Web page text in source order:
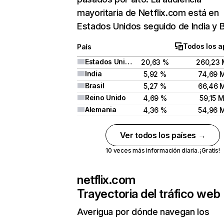
mayoritaria de Netflix.com está en
Estados Unidos seguido de India y
País
Todos los
Estados Unidos
20,63 %
260,23
India
5,92 %
74,69
Brasil
5,27 %
66,46
Reino Unido
4,69 %
59,15 M
Alemania
4,36 % 54,96
Ver todos los países →
10 veces más información diaria. ¡Gratis!
netflix.com
Trayectoria del tráfico web
Averigua por dónde navegan los